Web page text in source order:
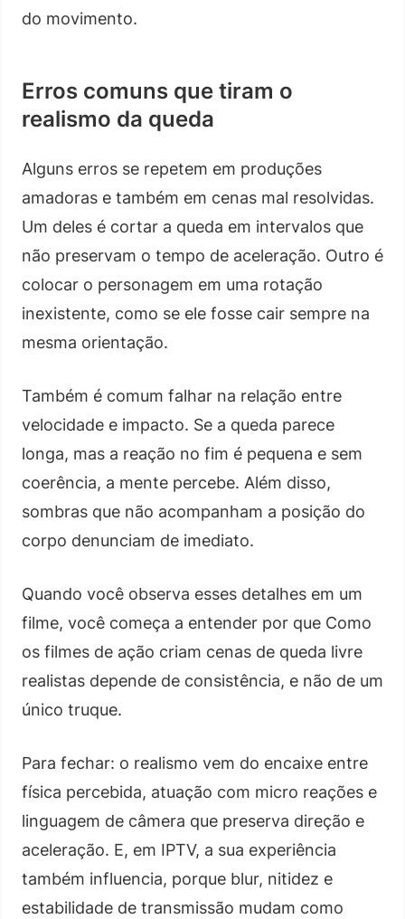
do movimento.
Erros comuns que tiram o
realismo da queda
Alguns erros se repetem em produções
amadoras e também em cenas mal resolvidas.
Um deles é cortar a queda em intervalos que
não preservam o tempo de aceleração. Outro é
colocar o personagem em uma rotação
inexistente, como se ele fosse cair sempre na
mesma orientação.
Também é comum falhar na relação entre
velocidade e impacto. Se a queda parece
longa, mas a reação no fim é pequena e sem
coerência, a mente percebe. Além disso,
sombras que não acompanham a posição do
corpo denunciam de imediato.
Quando você observa esses detalhes em um
filme, você começa a entender por que Como
os filmes de ação criam cenas de queda livre
realistas depende de consistência, e não de um
único truque.
Para fechar: o realismo vem do encaixe entre
física percebida, atuação com micro reações e
linguagem de câmera que preserva direção e
aceleração. E, em IPTV, a sua experiência
também influencia, porque blur, nitidez e
estabilidade de transmissão mudam como